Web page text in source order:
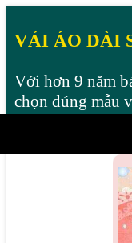
VẢI ÁO DÀI
Với hơn 9 năm
chọn đúng mẫu